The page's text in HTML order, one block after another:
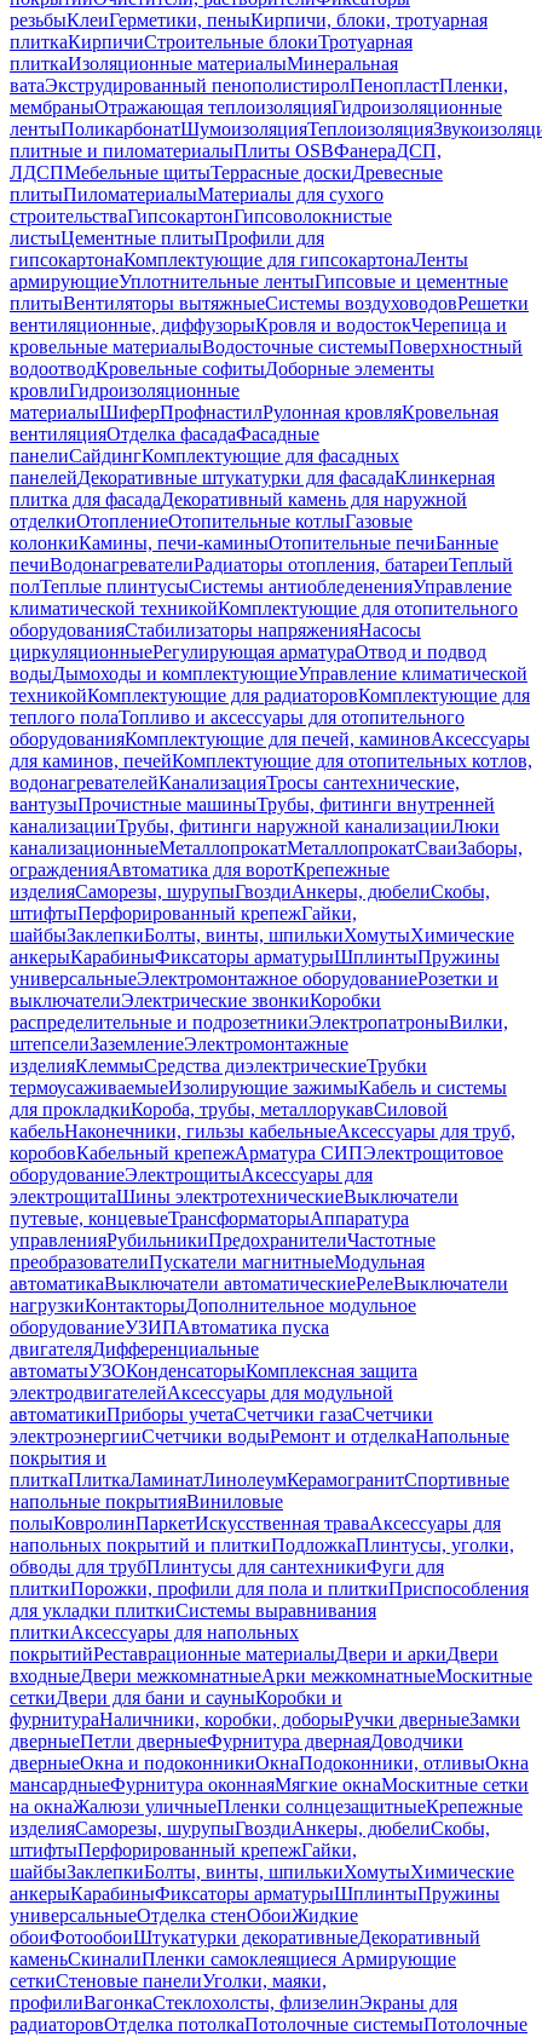
резьбыКлеиГерметики, пеныКирпичи, блоки, тротуарная
плиткаКирпичиСтроительные блокиТротуарная
плиткаИзоляционные материалыМинеральная
ватаЭкструдированный пенополистиролПенопластПленки,
мембраныОтражающая теплоизоляцияГидроизоляционные
лентыПоликарбонатШумоизоляцияТеплоизоляция
плитные и пиломатериалыПлиты OSBФанераДСП,
ЛДСПМебельные щитыТеррасные доскиДревесные
плитыПиломатериалыМатериалы для сухого
строительстваГипсокартонГипсоволокнистые
листыЦементные плитыПрофили для
гипсокартонаКомплектующие для гипсокартонаЛенты
армирующиеУплотнительные лентыГипсовые и цементные
плитыВентиляторы вытяжныеСистемы воздуховодовРешетки
вентиляционные, диффузорыКровля и водостокЧерепица и
кровельные материалыВодосточные системыПоверхностный
водоотводКровельные софитыДоборные элементы
кровлиГидроизоляционные
материалыШиферПрофнастилРулонная кровляКровельная
вентиляцияОтделка фасадаФасадные
панелиСайдингКомплектующие для фасадных
панелейДекоративные штукатурки для фасадаКлинкерная
плитка для фасадаДекоративный камень для наружной
отделкиОтоплениеОтопительные котлыГазовые
колонкиКамины, печи-каминыОтопительные печиБанные
печиВодонагревателиРадиаторы отопления, батареиТеплый
полТеплые плинтусыСистемы антиобледененияУправление
климатической техникойКомплектующие для отопительного
оборудованияСтабилизаторы напряженияНасосы
циркуляционныеРегулирующая арматураОтвод и подвод
водыДымоходы и комплектующиеУправление климатической
техникойКомплектующие для радиаторовКомплектующие для
теплого полаТопливо и аксессуары для отопительного
оборудованияКомплектующие для печей, каминовАксессуары
для каминов, печейКомплектующие для отопительных котлов,
водонагревателейКанализацияТросы сантехнические,
вантузыПрочистные машиныТрубы, фитинги внутренней
канализацииТрубы, фитинги наружной канализацииЛюки
канализационныеМеталлопрокатМеталлопрокатСваиЗаборы,
огражденияАвтоматика для воротКрепежные
изделияСаморезы, шурупыГвоздиАнкеры, дюбелиСкобы,
штифтыПерфорированный крепежГайки,
шайбыЗаклепкиБолты, винты, шпилькиХомутыХимические
анкерыКарабиныФиксаторы арматурыШплинтыПружины
универсальныеЭлектромонтажное оборудованиеРозетки и
выключателиЭлектрические звонкиКоробки
распределительные и подрозетникиЭлектропатроныВилки,
штепселиЗаземлениеЭлектромонтажные
изделияКлеммыСредства диэлектрическиеТрубки
термоусаживаемыеИзолирующие зажимыКабель и системы
для прокладкиКороба, трубы, металлорукавСиловой
кабельНаконечники, гильзы кабельныеАксессуары для труб,
коробовКабельный крепежАрматура СИПЭлектрощитовое
оборудованиеЭлектрощитыАксессуары для
электрощитаШины электротехническиеВыключатели
путевые, концевыеТрансформаторыАппаратура
управленияРубильникиПредохранителиЧастотные
преобразователиПускатели магнитныеМодульная
автоматикаВыключатели автоматическиеРелеВыключатели
нагрузкиКонтакторыДополнительное модульное
оборудованиеУЗИПАвтоматика пуска
двигателяДифференциальные
автоматыУЗОКонденсаторыКомплексная защита
электродвигателейАксессуары для модульной
автоматикиПриборы учетаСчетчики газаСчетчики
электроэнергииСчетчики водыРемонт и отделкаНапольные
покрытия и
плиткаПлиткаЛаминатЛинолеумКерамогранитСпортивные
напольные покрытияВиниловые
полыКовролинПаркетИскусственная траваАксессуары для
напольных покрытий и плиткиПодложкаПлинтусы, уголки,
обводы для трубПлинтусы для сантехникиФуги для
плиткиПорожки, профили для пола и плиткиПриспособления
для укладки плиткиСистемы выравнивания
плиткиАксессуары для напольных
покрытийРеставрационные материалыДвери и аркиДвери
входныеДвери межкомнатныеАрки межкомнатныеМоскитные
сеткиДвери для бани и сауныКоробки и
фурнитураНаличники, коробки, доборыРучки дверныеЗамки
дверныеПетли дверныеФурнитура двернаяДоводчики
дверныеОкна и подоконникиОкнаПодоконники, отливыОкна
мансардныеФурнитура оконнаяМягкие окнаМоскитные сетки
на окнаЖалюзи уличныеПленки солнцезащитныеКрепежные
изделияСаморезы, шурупыГвоздиАнкеры, дюбелиСкобы,
штифтыПерфорированный крепежГайки,
шайбыЗаклепкиБолты, винты, шпилькиХомутыХимические
анкерыКарабиныФиксаторы арматурыШплинтыПружины
универсальныеОтделка стенОбоиЖидкие
обоиФотообоиШтукатурки декоративныеДекоративный
каменьСкиналиПленки самоклеящиеся Армирующие
сеткиСтеновые панелиУголки, маяки,
профилиВагонкаСтеклохолсты, флизелинЭкраны для
радиаторовОтделка потолкаПотолочные системыПотолочные